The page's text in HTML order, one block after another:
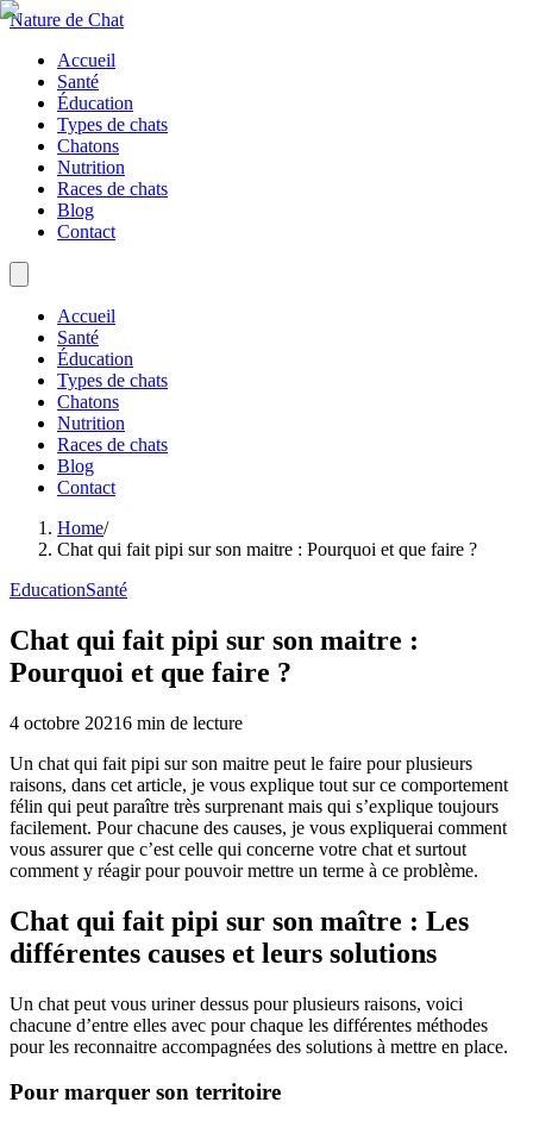
Nature de Chat
Accueil
Santé
Éducation
Types de chats
Chatons
Nutrition
Races de chats
Blog
Contact
Accueil
Santé
Éducation
Types de chats
Chatons
Nutrition
Races de chats
Blog
Contact
Home/
Chat qui fait pipi sur son maitre : Pourquoi et que faire ?
EducationSanté
Chat qui fait pipi sur son maitre :
Pourquoi et que faire ?
4 octobre 20216 min de lecture
Un chat qui fait pipi sur son maitre peut le faire pour plusieurs
raisons, dans cet article, je vous explique tout sur ce comportement
félin qui peut paraître très surprenant mais qui s’explique toujours
facilement. Pour chacune des causes, je vous expliquerai comment
vous assurer que c’est celle qui concerne votre chat et surtout
comment y réagir pour pouvoir mettre un terme à ce problème.
Chat qui fait pipi sur son maître : Les
différentes causes et leurs solutions
Un chat peut vous uriner dessus pour plusieurs raisons, voici
chacune d’entre elles avec pour chaque les différentes méthodes
pour les reconnaitre accompagnées des solutions à mettre en place.
Pour marquer son territoire